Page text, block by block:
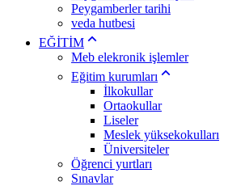
Peygamberler tarihi
veda hutbesi
EĞİTİM
Meb elekronik işlemler
Eğitim kurumları
İlkokullar
Ortaokullar
Liseler
Meslek yüksekokulları
Üniversiteler
Öğrenci yurtları
Sınavlar